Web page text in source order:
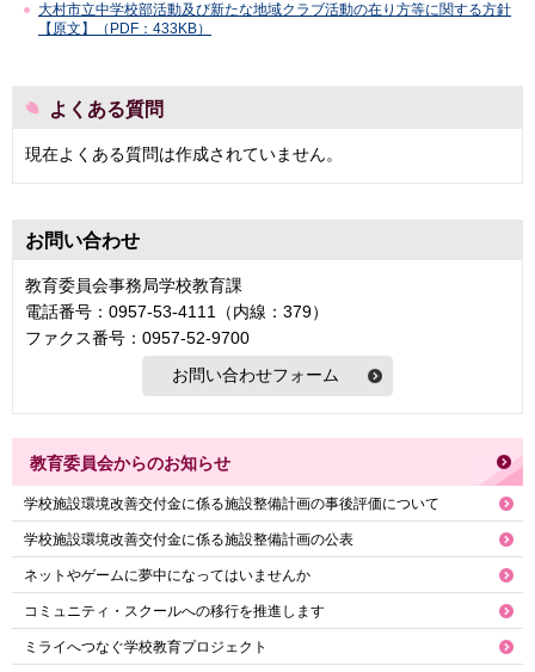
大村市立中学校部活動及び新たな地域クラブ活動の在り方等に関する方針
【原文】（PDF：433KB）
よくある質問
現在よくある質問は作成されていません。
お問い合わせ
教育委員会事務局学校教育課
電話番号：0957-53-4111（内線：379）
ファクス番号：0957-52-9700
教育委員会からのお知らせ
学校施設環境改善交付金に係る施設整備計画の事後評価について
学校施設環境改善交付金に係る施設整備計画の公表
ネットやゲームに夢中になってはいませんか
コミュニティ・スクールへの移行を推進します
ミライへつなぐ学校教育プロジェクト